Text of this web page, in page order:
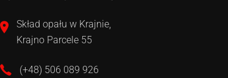
Skład opału w Krajnie,
Krajno Parcele 55
(+48) 506 089 926